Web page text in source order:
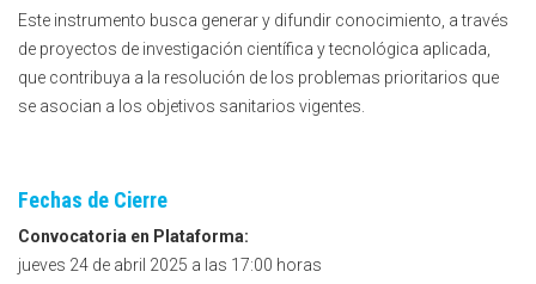
Este instrumento busca generar y difundir conocimiento, a través
de proyectos de investigación científica y tecnológica aplicada,
que contribuya a la resolución de los problemas prioritarios que
se asocian a los objetivos sanitarios vigentes.
Fechas de Cierre
Convocatoria en Plataforma:
jueves 24 de abril 2025 a las 17:00 horas